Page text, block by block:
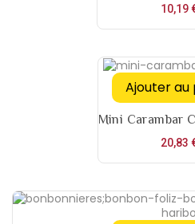
10,19
Ajouter au
Mini Carambar
20,83